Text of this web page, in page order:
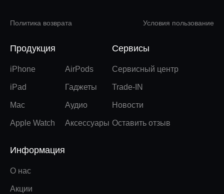
Политика возврата Условия пользование
Продукция
iPhone
iPad
Mac
Apple Watch
AirPods
Гаджеты
Аудио
Аксессуары
Сервисы
Сервисный центр
Trade-IN
Новости
Оставить отзыв
Информация
О нас
Акции